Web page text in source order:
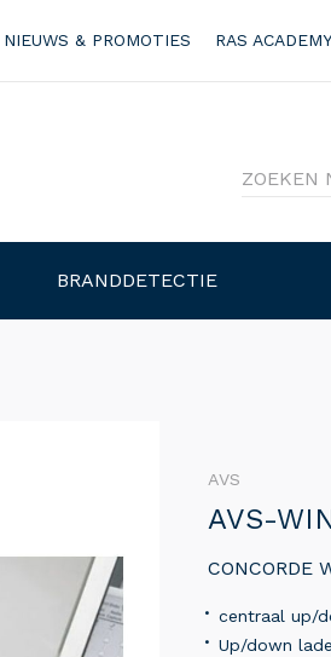
NIEUWS & PROMOTIES RAS
BRANDDETECTIE
AVS
AVS-
CONCORDE
centraal up/
Up/down